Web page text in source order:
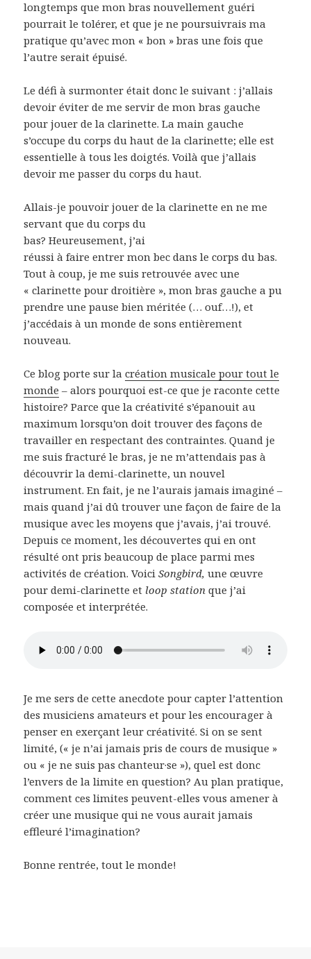
longtemps que mon bras nouvellement guéri
pourrait le tolérer, et que je ne poursuivrais ma
pratique qu’avec mon « bon » bras une fois que
l’autre serait épuisé.
Le défi à surmonter était donc le suivant : j’allais
devoir éviter de me servir de mon bras gauche
pour jouer de la clarinette. La main gauche
s’occupe du corps du haut de la clarinette; elle est
essentielle à tous les doigtés. Voilà que j’allais
devoir me passer du corps du haut.
Allais-je pouvoir jouer de la clarinette en ne me
servant que du corps du
bas? Heureusement, j’ai
réussi à faire entrer mon bec dans le corps du bas.
Tout à coup, je me suis retrouvée avec une
« clarinette pour droitière », mon bras gauche a pu
prendre une pause bien méritée (… ouf…!), et
j’accédais à un monde de sons entièrement
nouveau.
Ce blog porte sur lacréation musicale pour tout le
monde – alors pourquoi est-ce que je raconte cette
histoire? Parce que la créativité s’épanouit au
maximum lorsqu’on doit trouver des façons de
travailler en respectant des contraintes. Quand je
me suis fracturé le bras, je ne m’attendais pas à
découvrir la demi-clarinette, un nouvel
instrument. En fait, je ne l’aurais jamais imaginé –
mais quand j’ai dû trouver une façon de faire de la
musique avec les moyens que j’avais, j’ai trouvé.
Depuis ce moment, les découvertes qui en ont
résulté ont pris beaucoup de place parmi mes
activités de création. VoiciSongbird,une œuvre
pour demi-clarinette et loop stationque j’ai
composée et interprétée.
Je me sers de cette anecdote pour capter l’attention
des musiciens amateurs et pour les encourager à
penser en exerçant leur créativité. Si on se sent
limité, (« je n’ai jamais pris de cours de musique »
ou « je ne suis pas chanteur·se »), quel est donc
l’envers de la limite en question? Au plan pratique,
comment ces limites peuvent-elles vous amener à
créer une musique qui ne vous aurait jamais
effleuré l’imagination?
Bonne rentrée, tout le monde!